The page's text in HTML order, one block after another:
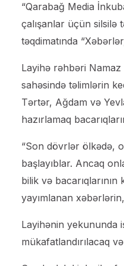
“Qarabağ Media
çalışanlar üçün silsilə
təqdimatında
Layihə rəhbəri
sahəsində təlimlərin
Tərtər, Ağdam və
hazırlamaq
“Son dövrlər ölkədə,
başlayıblar. Ancaq
bilik və
yayımlanan
Layihənin yekununda
mükafatlandırılacaq